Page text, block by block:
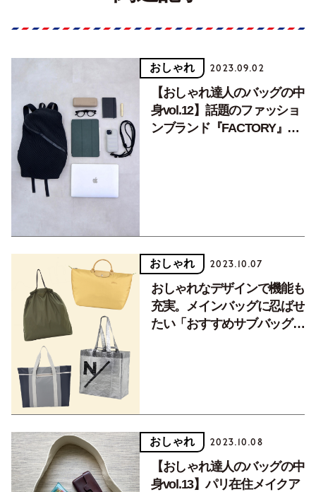
おしゃれ 2023.09.02
【おしゃれ達人のバッグの中
身vol.12】話題のファッショ
ンブランド『FACTORY』デ
おしゃれ 2023.10.07
おしゃれなデザインで機能も
充実。メインバッグに忍ばせ
たい「おすすめサブバッグ」
おしゃれ 2023.10.08
【おしゃれ達人のバッグの中
身vol.13】パリ在住メイクア